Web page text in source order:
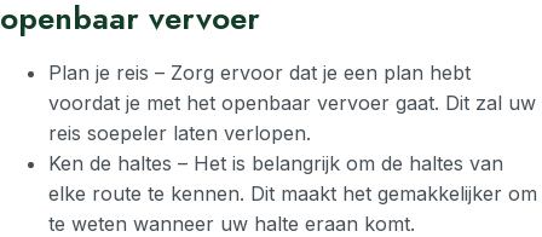
openbaar vervoer
Plan je reis – Zorg ervoor dat je een plan hebt
voordat je met het openbaar vervoer gaat. Dit zal uw
reis soepeler laten verlopen.
Ken de haltes – Het is belangrijk om de haltes van
elke route te kennen. Dit maakt het gemakkelijker om
te weten wanneer uw halte eraan komt.